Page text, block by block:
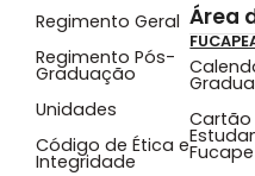
Regimento Geral
Regimento Pós-
Graduação
Unidades
Código de Ética e
Integridade
Área
Cartão
Fucape